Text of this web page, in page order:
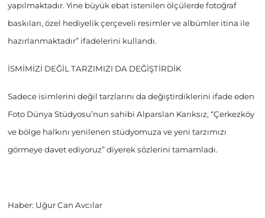
yapılmaktadır. Yine büyük ebat istenilen ölçülerde fotoğraf
baskıları, özel hediyelik çerçeveli resimler ve albümler itina ile
hazırlanmaktadır” ifadelerini kullandı.
İSMİMİZİ DEĞİL TARZIMIZI DA DEĞİŞTİRDİK
Sadece isimlerini değil tarzlarını da değiştirdiklerini ifade eden
Foto Dünya Stüdyosu’nun sahibi Alparslan Karıksız, “Çerkezköy
ve bölge halkını yenilenen stüdyomuza ve yeni tarzımızı
görmeye davet ediyoruz” diyerek sözlerini tamamladı.
Haber: Uğur Can Avcılar